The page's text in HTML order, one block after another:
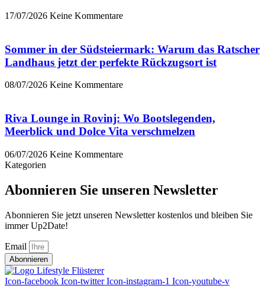
17/07/2026 Keine Kommentare
Sommer in der Südsteiermark: Warum das Ratscher
Landhaus jetzt der perfekte Rückzugsort ist
08/07/2026 Keine Kommentare
Riva Lounge in Rovinj: Wo Bootslegenden,
Meerblick und Dolce Vita verschmelzen
06/07/2026 Keine Kommentare
Kategorien
Abonnieren Sie unseren Newsletter
Abonnieren Sie jetzt unseren Newsletter kostenlos und bleiben Sie
immer Up2Date!
Email
Abonnieren
Icon-facebook Icon-twitter Icon-instagram-1 Icon-youtube-v